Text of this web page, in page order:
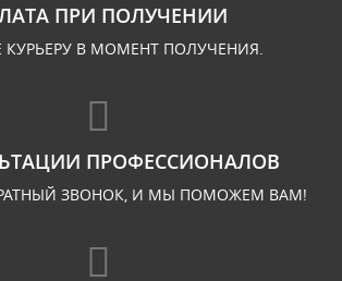
ПРИ ПОЛУЧЕНИИ
КУРЬЕРУ В МОМЕНТ ПОЛУЧЕНИЯ.
ПРОФЕССИОНАЛОВ
ЗВОНОК, И МЫ ПОМОЖЕМ ВАМ!